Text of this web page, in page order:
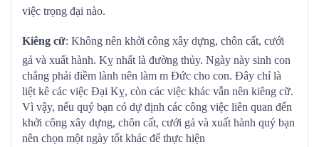
việc trọng đại nào.
Kiêng cữ: Không nên khởi công xây dựng, chôn cất, cưới
gả và xuất hành. Kỵ nhất là đường thủy. Ngày này sinh con
chẳng phải điềm lành nên làm m Đức cho con. Đây chỉ là
liệt kê các việc Đại Kỵ, còn các việc khác vẫn nên kiêng cữ.
Vì vậy, nếu quý bạn có dự định các công việc liên quan đến
khởi công xây dựng, chôn cất, cưới gả và xuất hành quý bạn
nên chọn một ngày tốt khác để thực hiện